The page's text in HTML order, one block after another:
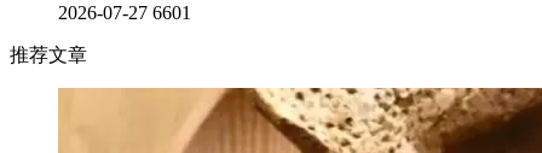
2026-07-27 6601
推荐文章